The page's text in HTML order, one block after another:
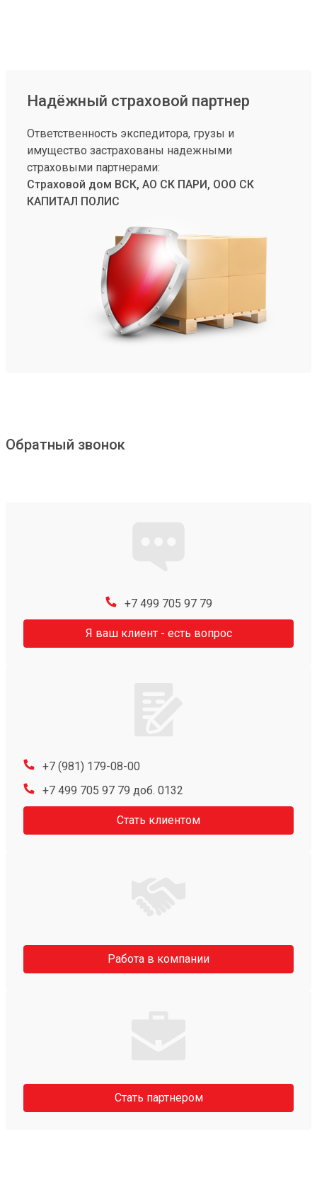
Надёжный страховой партнер
Ответственность экспедитора, грузы и
имущество застрахованы надежными
страховыми партнерами:
Страховой дом ВСК, АО СК ПАРИ, ООО СК
КАПИТАЛ ПОЛИС
Обратный звонок
+7 499 705 97 79
Я ваш клиент - есть вопрос
+7 (981) 179-08-00
+7 499 705 97 79 доб. 0132
Стать клиентом
Работа в компании
Стать партнером